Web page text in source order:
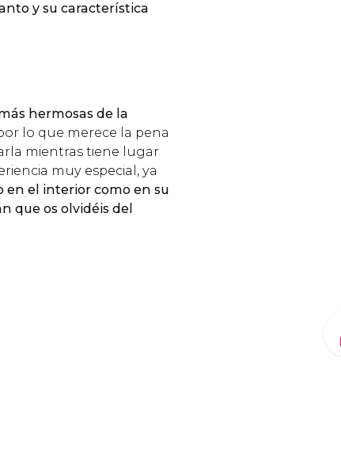
y su característica
hermosas de la
lo que merece la pena
mientras tiene lugar
muy especial, ya
en el interior como en su
que os olvidéis del